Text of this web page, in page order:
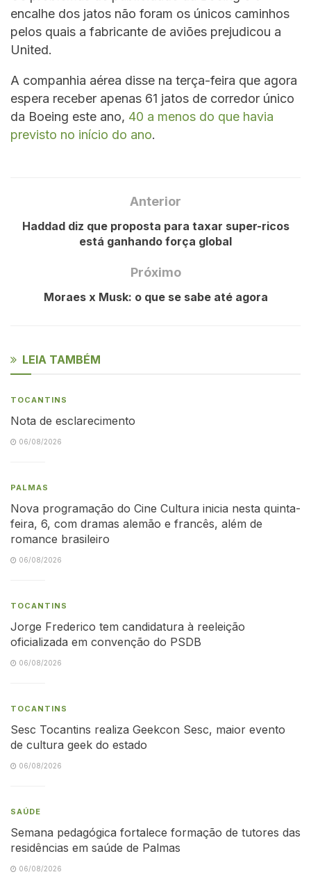
encalhe dos jatos não foram os únicos caminhos
pelos quais a fabricante de aviões prejudicou a
United.
A companhia aérea disse na terça-feira que agora
espera receber apenas 61 jatos de corredor único
da Boeing este ano, 40 a menos do que havia
previsto no início do ano.
Anterior
Haddad diz que proposta para taxar super-ricos
está ganhando força global
Próximo
Moraes x Musk: o que se sabe até agora
LEIA TAMBÉM
TOCANTINS
Nota de esclarecimento
06/08/2026
PALMAS
Nova programação do Cine Cultura inicia nesta quinta-
feira, 6, com dramas alemão e francês, além de
romance brasileiro
06/08/2026
TOCANTINS
Jorge Frederico tem candidatura à reeleição
oficializada em convenção do PSDB
06/08/2026
TOCANTINS
Sesc Tocantins realiza Geekcon Sesc, maior evento
de cultura geek do estado
06/08/2026
SAÚDE
Semana pedagógica fortalece formação de tutores das
residências em saúde de Palmas
06/08/2026